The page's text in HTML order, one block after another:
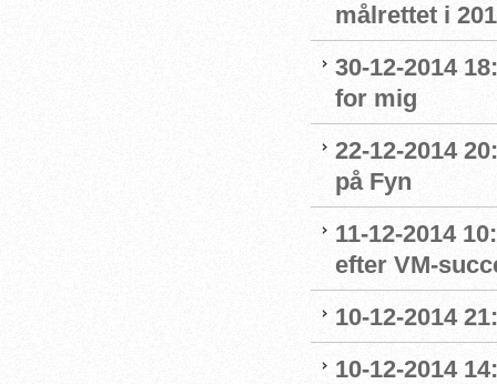
målrettet i
30-12-2014
for mig
22-12-2014
på Fyn
11-12-2014
efter VM-
10-12-2014
10-12-2014